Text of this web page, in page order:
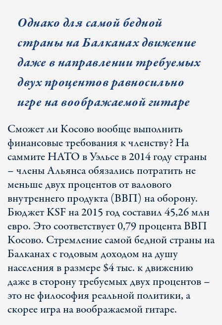
Однако для самой бедной
страны на Балканах движение
даже в направлении требуемых
двух процентов равносильно
игре на воображаемой гитаре
Сможет ли Косово вообще выполнить
финансовые требования к членству? На
саммите НАТО в Уэльсе в 2014 году страны
– члены Альянса обязались потратить не
меньше двух процентов от валового
внутреннего продукта (ВВП) на оборону.
Бюджет KSF на 2015 год составил 45,26 млн
евро. Это соответствует 0,79 процента ВВП
Косово. Стремление самой бедной страны на
Балканах с годовым доходом на душу
населения в размере $4 тыс. к движению
даже в сторону требуемых двух процентов –
это не философия реальной политики, а
скорее игра на воображаемой гитаре.